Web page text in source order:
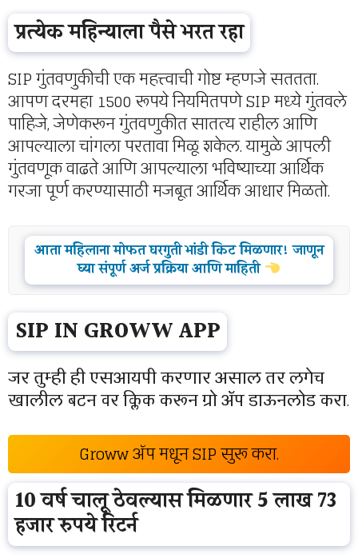
प्रत्येक महिन्याला पैसे भरत रहा
SIP गुंतवणुकीची एक महत्त्वाची गोष्ट म्हणजे सततता.
आपण दरमहा 1500 रूपये नियमितपणे SIP मध्ये गुंतवले
पाहिजे, जेणेकरून गुंतवणुकीत सातत्य राहील आणि
आपल्याला चांगला परतावा मिळू शकेल. यामुळे आपली
गुंतवणूक वाढते आणि आपल्याला भविष्याच्या आर्थिक
गरजा पूर्ण करण्यासाठी मजबूत आर्थिक आधार मिळतो.
आता महिलाना मोफत घरगुती भांडी किट मिळणार! जाणून
घ्या संपूर्ण अर्ज प्रक्रिया आणि माहिती
SIP IN GROWW APP
जर तुम्ही ही एसआयपी करणार असाल तर लगेच
खालील बटन वर क्लिक करून ग्रो ॲप डाऊनलोड करा.
Groww ॲप मधून SIP सुरू करा.
10 वर्ष चालू ठेवल्यास मिळणार 5 लाख 73
हजार रुपये रिटर्न